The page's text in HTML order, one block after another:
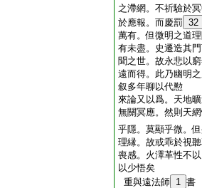
之滯網。不祈驗於
於應報。而慶罰 32
萬有。但微明之道
有未盡。史遷造其
聞之世。故永悲以
遠而得。此乃幽明
叙多年聊以代懃
來論又以爲。天地
無關冥應。然則天
乎隱。莫顯乎微。
理縁。故或乖於視
喪感。火澤革性不
以少悟矣
重與遠法師 1 書